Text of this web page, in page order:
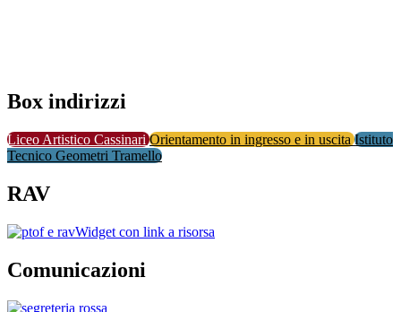
Box indirizzi
Liceo Artistico CassinariOrientamento in ingresso e in uscitaIstituto
Tecnico Geometri Tramello
RAV
Widget con link a risorsa
Comunicazioni